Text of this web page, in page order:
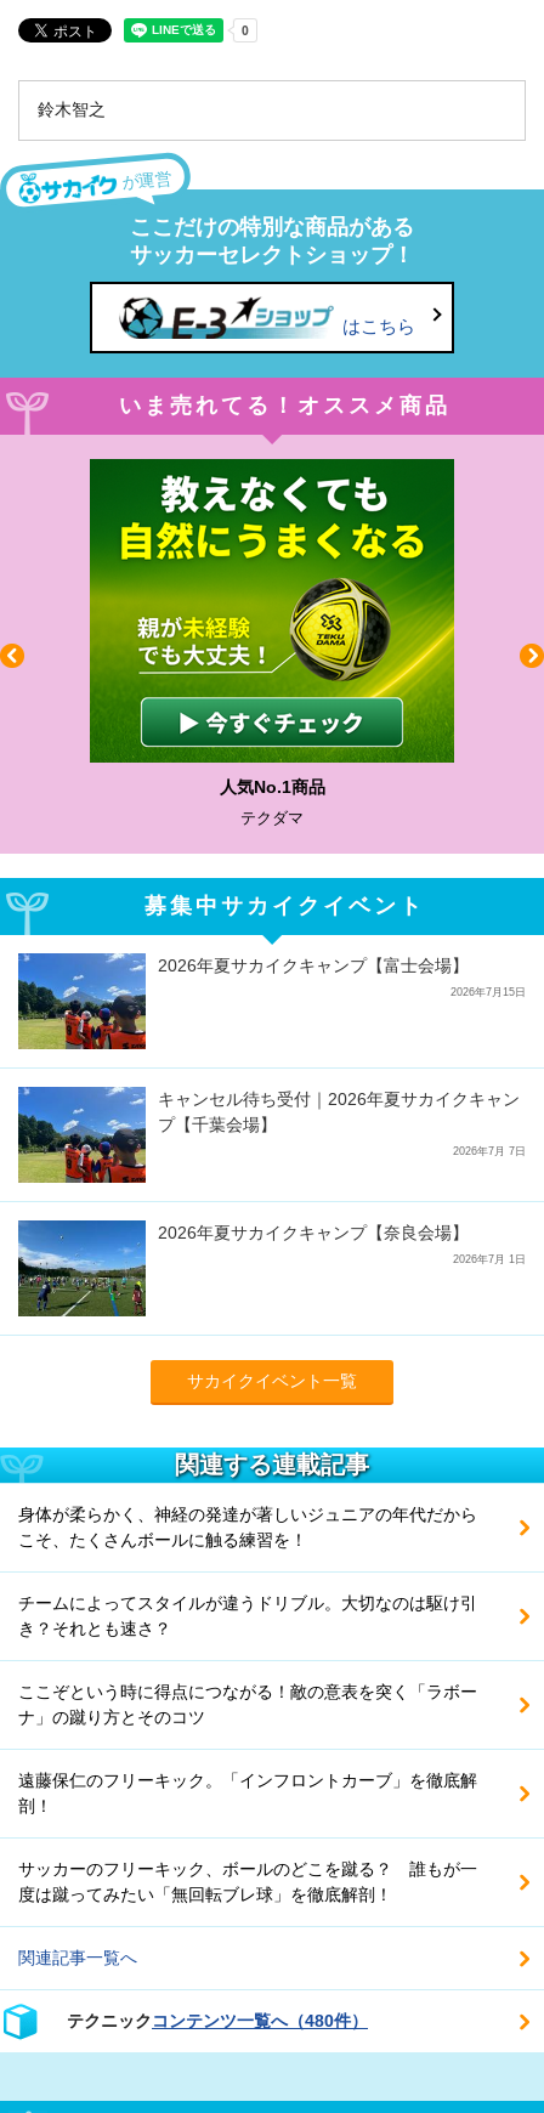
鈴木智之
が運営
ここだけの特別な商品がある
サッカーセレクトショップ！
はこちら
いま売れてる！オススメ商品
わかりやすい質問に沿って書ける
サカイクサッカーノート
募集中サカイクイベント
2026年夏サカイクキャンプ【富士会場】
2026年7月15日
キャンセル待ち受付｜2026年夏サカイクキャン
プ【千葉会場】
2026年7月 7日
2026年夏サカイクキャンプ【奈良会場】
2026年7月 1日
サカイクイベント一覧
関連する連載記事
身体が柔らかく、神経の発達が著しいジュニアの年代だから
こそ、たくさんボールに触る練習を！
チームによってスタイルが違うドリブル。大切なのは駆け引
き？それとも速さ？
ここぞという時に得点につながる！敵の意表を突く「ラボー
ナ」の蹴り方とそのコツ
遠藤保仁のフリーキック。「インフロントカーブ」を徹底解
剖！
サッカーのフリーキック、ボールのどこを蹴る？ 誰もが一
度は蹴ってみたい「無回転ブレ球」を徹底解剖！
関連記事一覧へ
テクニック コンテンツ一覧へ（480件）